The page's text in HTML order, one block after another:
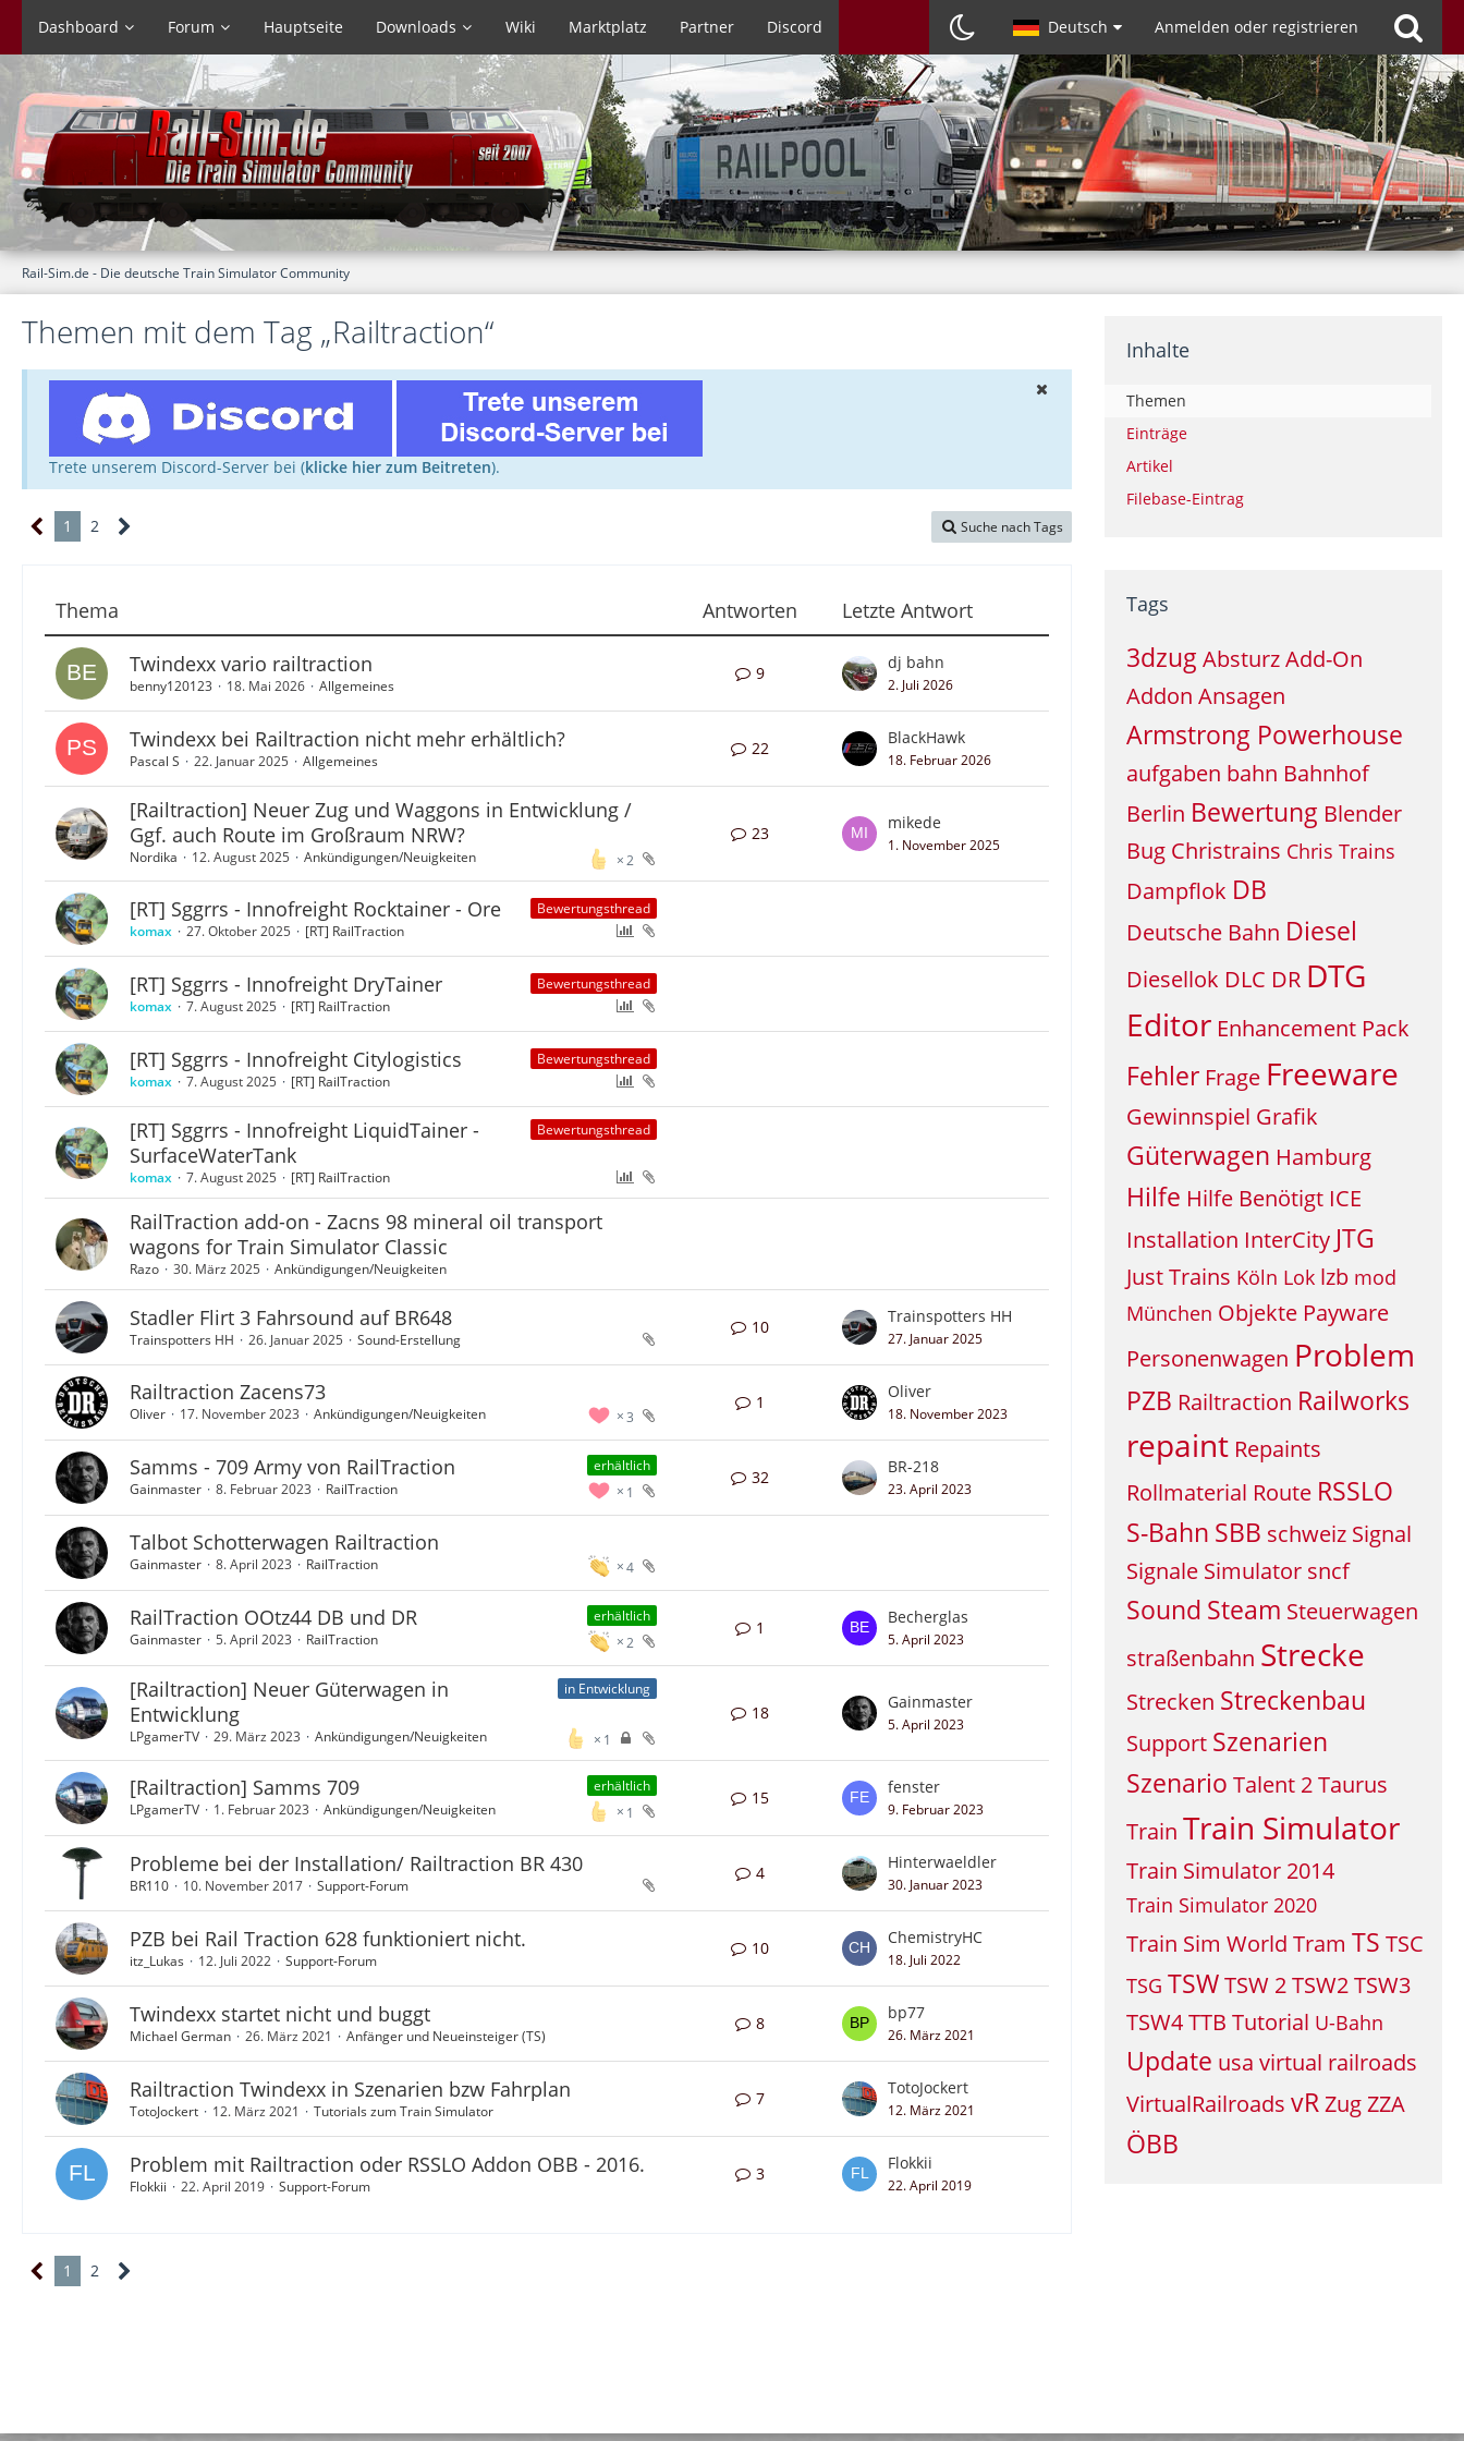
Dashboard Forum Hauptseite Downloads Wiki Marktplatz Partner Discord Deutsch Anmelden oder registrieren
Rail-Sim.de - Die deutsche Train Simulator Community
Themen mit dem Tag „Railtraction“
Trete unserem Discord-Server bei (klicke hier zum Beitreten).
1 2 Suche nach Tags
Thema Antworten Letzte Antwort
Twindexx vario railtraction
benny120123 18. Mai 2026 Allgemeines
9
dj bahn
2. Juli 2026
Twindexx bei Railtraction nicht mehr erhältlich?
Pascal S 22. Januar 2025 Allgemeines
22
BlackHawk
18. Februar 2026
[Railtraction] Neuer Zug und Waggons in Entwicklung /
Ggf. auch Route im Großraum NRW?
2
Nordika 12. August 2025 Ankündigungen/Neuigkeiten
23
mikede
1. November 2025
Bewertungsthread
[RT] Sggrrs - Innofreight Rocktainer - Ore
komax 27. Oktober 2025 [RT] RailTraction
Bewertungsthread
[RT] Sggrrs - Innofreight DryTainer
komax 7. August 2025 [RT] RailTraction
Bewertungsthread
[RT] Sggrrs - Innofreight Citylogistics
komax 7. August 2025 [RT] RailTraction
Bewertungsthread
[RT] Sggrrs - Innofreight LiquidTainer -
SurfaceWaterTank
komax 7. August 2025 [RT] RailTraction
RailTraction add-on - Zacns 98 mineral oil transport
wagons for Train Simulator Classic
Razo 30. März 2025 Ankündigungen/Neuigkeiten
Stadler Flirt 3 Fahrsound auf BR648
Trainspotters HH 26. Januar 2025 Sound-Erstellung
10
Trainspotters HH
27. Januar 2025
Railtraction Zacens73
3
Oliver 17. November 2023 Ankündigungen/Neuigkeiten
1
Oliver
18. November 2023
erhältlich
Samms - 709 Army von RailTraction
1
Gainmaster 8. Februar 2023 RailTraction
32
BR-218
23. April 2023
Talbot Schotterwagen Railtraction
4
Gainmaster 8. April 2023 RailTraction
erhältlich
RailTraction OOtz44 DB und DR
2
Gainmaster 5. April 2023 RailTraction
1
Becherglas
5. April 2023
in Entwicklung
[Railtraction] Neuer Güterwagen in
Entwicklung
1
LPgamerTV 29. März 2023 Ankündigungen/Neuigkeiten
18
Gainmaster
5. April 2023
erhältlich
[Railtraction] Samms 709
1
LPgamerTV 1. Februar 2023 Ankündigungen/Neuigkeiten
15
fenster
9. Februar 2023
Probleme bei der Installation/ Railtraction BR 430
BR110 10. November 2017 Support-Forum
4
Hinterwaeldler
30. Januar 2023
PZB bei Rail Traction 628 funktioniert nicht.
itz_Lukas 12. Juli 2022 Support-Forum
10
ChemistryHC
18. Juli 2022
Twindexx startet nicht und buggt
Michael German 26. März 2021 Anfänger und Neueinsteiger (TS)
8
bp77
26. März 2021
Railtraction Twindexx in Szenarien bzw Fahrplan
TotoJockert 12. März 2021 Tutorials zum Train Simulator
7
TotoJockert
12. März 2021
Problem mit Railtraction oder RSSLO Addon OBB - 2016.
Flokkii 22. April 2019 Support-Forum
3
Flokkii
22. April 2019
1 2
Inhalte
Themen
Einträge
Artikel
Filebase-Eintrag
Tags
3dzug AbsturzAdd-On
Addon Ansagen
Armstrong Powerhouse
aufgaben bahn Bahnhof
Berlin Bewertung Blender
Bug Christrains Chris Trains
Dampflok DB
Deutsche Bahn Diesel
Diesellok DLC DR DTG
Editor Enhancement Pack
Fehler Frage Freeware
Gewinnspiel Grafik
Güterwagen Hamburg
Hilfe Hilfe Benötigt ICE
Installation InterCity JTG
Just Trains Köln Lok lzb mod
München Objekte Payware
Personenwagen Problem
PZB Railtraction Railworks
repaint Repaints
Rollmaterial Route RSSLO
S-Bahn SBB schweiz Signal
Signale Simulator sncf
Sound Steam Steuerwagen
straßenbahn Strecke
Strecken Streckenbau
Support Szenarien
Szenario Talent 2Taurus
Train Train Simulator
Train Simulator 2014
Train Simulator 2020
Train Sim World Tram TS TSC
TSG TSWTSW 2TSW2TSW3
TSW4TTB Tutorial U-Bahn
Update usa virtual railroads
VirtualRailroads vRZugZZA
ÖBB